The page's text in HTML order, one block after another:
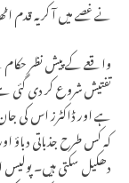
نے غصے میں آ کر یہ قدم
واقعے کے پیش نظر حکام
تفتیش شروع کر دی گئی
ہے اور ڈاکٹرز اس کی
کہ کس طرح جذباتی دباؤ
دھکیل سکتی ہیں۔ پولیس